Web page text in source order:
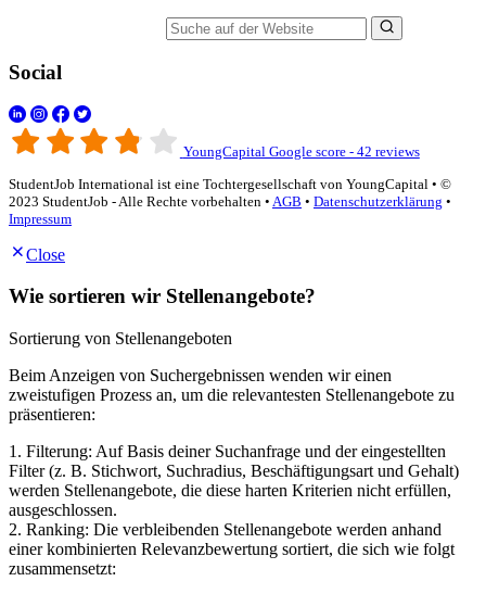
Social
YoungCapital Google score - 42 reviews
StudentJob International ist eine Tochtergesellschaft von YoungCapital • ©
2023 StudentJob - Alle Rechte vorbehalten • AGB • Datenschutzerklärung •
Impressum
Close
Wie sortieren wir Stellenangebote?
Sortierung von Stellenangeboten
Beim Anzeigen von Suchergebnissen wenden wir einen
zweistufigen Prozess an, um die relevantesten Stellenangebote zu
präsentieren:
1. Filterung: Auf Basis deiner Suchanfrage und der eingestellten
Filter (z. B. Stichwort, Suchradius, Beschäftigungsart und Gehalt)
werden Stellenangebote, die diese harten Kriterien nicht erfüllen,
ausgeschlossen.
2. Ranking: Die verbleibenden Stellenangebote werden anhand
einer kombinierten Relevanzbewertung sortiert, die sich wie folgt
zusammensetzt: